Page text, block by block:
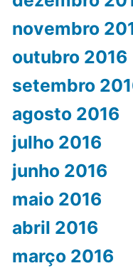
novembro
outubro 2016
setembro
agosto 2016
julho 2016
junho 2016
maio 2016
abril 2016
março 2016